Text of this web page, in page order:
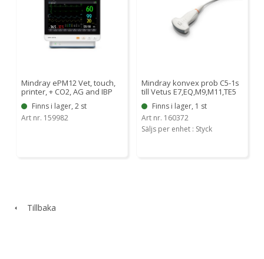
Mindray ePM12 Vet, touch,
printer, + CO2, AG and IBP
Finns i lager, 2 st
Art nr. 159982
Mindray konvex prob C5-1s
till Vetus E7,EQ,M9,M11,TE5
Finns i lager, 1 st
Art nr. 160372
Säljs per enhet : Styck
Tillbaka